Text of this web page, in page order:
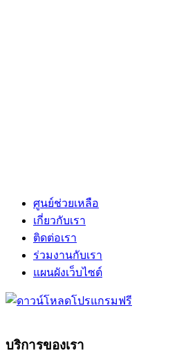
ศูนย์ช่วยเหลือ
เกี่ยวกับเรา
ติดต่อเรา
ร่วมงานกับเรา
แผนผังเว็บไซต์
บริการของเรา